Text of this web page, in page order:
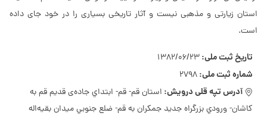
استان زیارتی و مذهبی نیست و آثار تاریخی بسیاری را در خود جای داده
است.
تاریخ ثبت ملی:1382/06/23
شماره ثبت ملی:2798
آدرس تپه قلی درویش: استان قم- قم- ابتداي جاده‌ی قديم قم به
كاشان- ورودي بزرگراه جديد جمكران به قم- ضلع جنوبي ميدان بقيه‌اله